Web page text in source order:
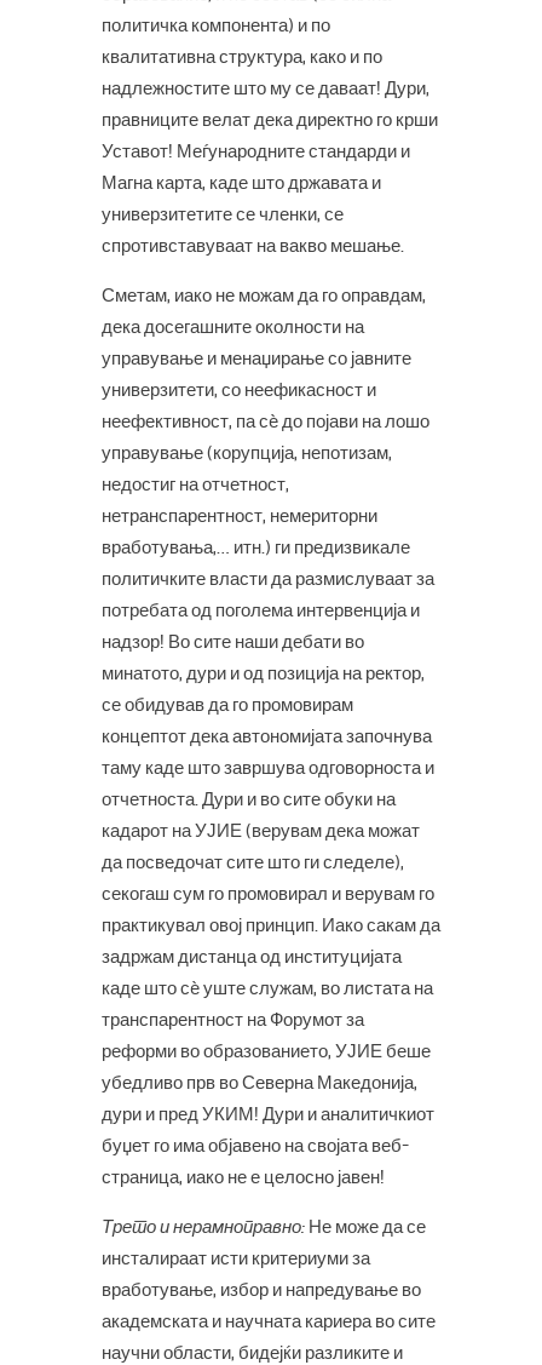
политичка компонента) и по
квалитативна структура, како и по
надлежностите што му се даваат! Дури,
правниците велат дека директно го крши
Уставот! Меѓународните стандарди и
Магна карта, каде што државата и
универзитетите се членки, се
спротивставуваат на вакво мешање.
Сметам, иако не можам да го оправдам,
дека досегашните околности на
управување и менаџирање со јавните
универзитети, со неефикасност и
неефективност, па сè до појави на лошо
управување (корупција, непотизам,
недостиг на отчетност,
нетранспарентност, немериторни
вработувања,… итн.) ги предизвикале
политичките власти да размислуваат за
потребата од поголема интервенција и
надзор! Во сите наши дебати во
минатото, дури и од позиција на ректор,
се обидував да го промовирам
концептот дека автономијата започнува
таму каде што завршува одговорноста и
отчетноста. Дури и во сите обуки на
кадарот на УЈИЕ (верувам дека можат
да посведочат сите што ги следеле),
секогаш сум го промовирал и верувам го
практикувал овој принцип. Иако сакам да
задржам дистанца од институцијата
каде што сè уште служам, во листата на
транспарентност на Форумот за
реформи во образованието, УЈИЕ беше
убедливо прв во Северна Македонија,
дури и пред УКИМ! Дури и аналитичкиот
буџет го има објавено на својата веб-
страница, иако не е целосно јавен!
Трето и нерамноправно: Не може да се
инсталираат исти критериуми за
вработување, избор и напредување во
академската и научната кариера во сите
научни области, бидејќи разликите и